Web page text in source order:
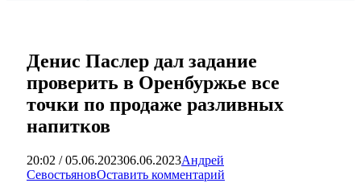
Денис Паслер дал задание
проверить в Оренбуржье все
точки по продаже разливных
напитков
20:02 / 05.06.202306.06.2023Андрей
СевостьяновОставить комментарий